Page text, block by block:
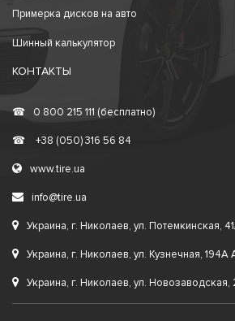
Примерка дисков на авто
Шинный калькулятор
КОНТАКТЫ
☎ 0 800 215 111 (бесплатно)
☎ +38 (050) 316 56 84
www.tire.ua
info@tire.ua
Украина, г. Николаев, ул. Потемкинская,
Украина, г. Николаев, ул. Кузнечная, 194А
Украина, г. Николаев, ул. Новозаводская,